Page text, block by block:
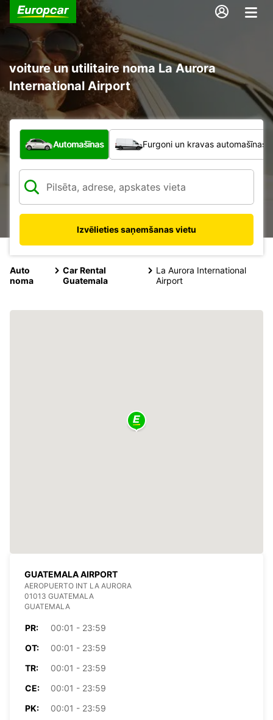
voiture un utilitaire noma La Aurora
International Airport
Kāda veida transportlīdzeklis?
Automašīnas Furgoni un kravas automašīnas
Izvēlieties saņemšanas vietu
Auto
noma
Car Rental
Guatemala
La Aurora International
Airport
GUATEMALA AIRPORT
AEROPUERTO INT LA AURORA
01013 GUATEMALA
GUATEMALA
PR:
00:01 - 23:59
OT:
00:01 - 23:59
TR:
00:01 - 23:59
CE:
00:01 - 23:59
PK:
00:01 - 23:59